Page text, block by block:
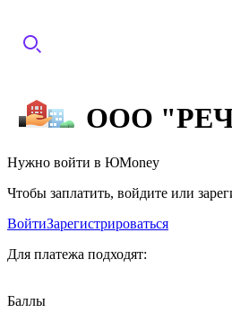
ООО
Нужно войти в ЮMoney
Чтобы заплатить, войдите или
ВойтиЗарегистрироваться
Для платежа подходят:
Баллы